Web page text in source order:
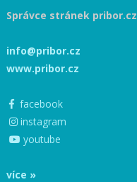
Správce stránek pribor.cz
info@pribor.cz
www.pribor.cz
facebook
instagram
youtube
více »